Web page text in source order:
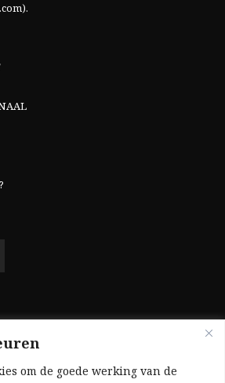
om de goede werking van de
.
volledig zelf gefinancierd zijn